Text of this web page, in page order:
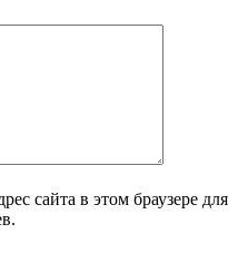
сайта в этом браузере для